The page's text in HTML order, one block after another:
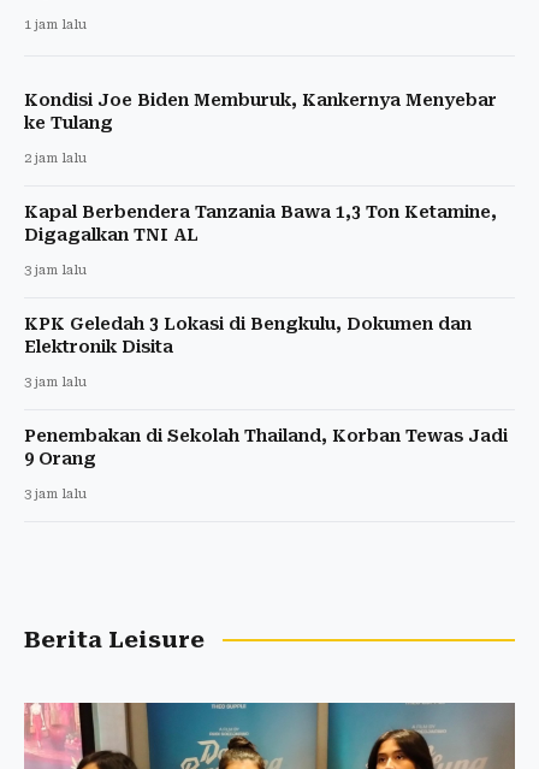
1 jam lalu
Kondisi Joe Biden Memburuk, Kankernya Menyebar
ke Tulang
2 jam lalu
Kapal Berbendera Tanzania Bawa 1,3 Ton Ketamine,
Digagalkan TNI AL
3 jam lalu
KPK Geledah 3 Lokasi di Bengkulu, Dokumen dan
Elektronik Disita
3 jam lalu
Penembakan di Sekolah Thailand, Korban Tewas Jadi
9 Orang
3 jam lalu
Berita Leisure